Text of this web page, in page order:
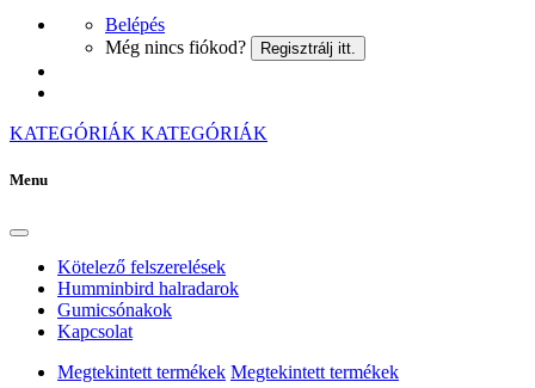
Belépés
Még nincs fiókod?
Regisztrálj itt.
KATEGÓRIÁK KATEGÓRIÁK
Menu
Kötelező felszerelések
Humminbird halradarok
Gumicsónakok
Kapcsolat
Megtekintett termékek Megtekintett termékek